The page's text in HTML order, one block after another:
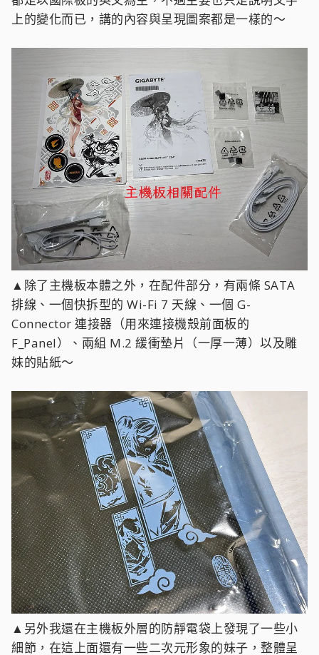
上的變化而已，講的內容與呈現圖案都是一樣的～
▲除了主機板本體之外，在配件部分，有兩條 SATA
排線、一個快拆型的 Wi-Fi 7 天線、一個 G-
Connector 連接器（用來連接機殼前面板的
F_Panel）、兩組 M.2 緩衝墊片（一厚一薄）以及雕
妹的貼紙～
▲另外我還在主機板外層的防靜電袋上發現了一些小
細節，在這上面還有一些二次元形象的妹子，整體呈